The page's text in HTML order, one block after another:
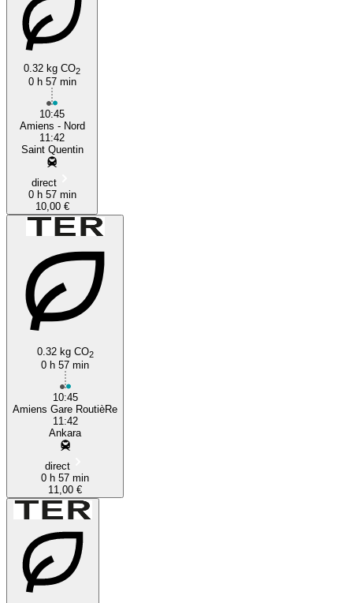
Amiens
0.32 kg CO2
0 h 57 min
10:45
Amiens - Nord
11:42
Saint Quentin
direct
0 h 57 min
10,00 €
0.32 kg CO2
0 h 57 min
10:45
Amiens Gare RoutièRe
11:42
Ankara
direct
0 h 57 min
11,00 €